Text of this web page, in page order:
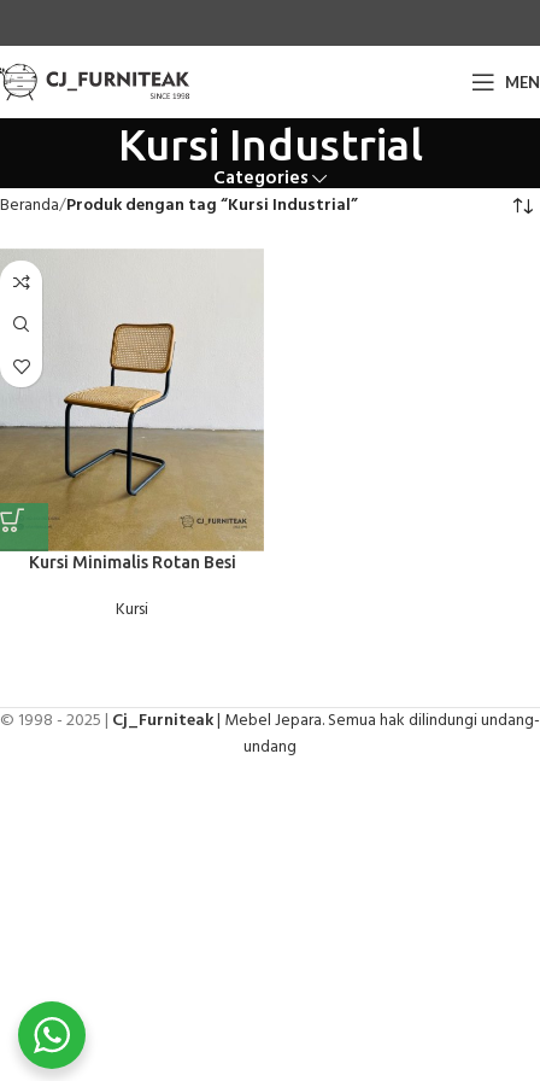
Kursi Industrial
Categories
Beranda Produk dengan tag “Kursi Industrial”
Kursi Minimalis Rotan Besi
Kursi
© 1998 - 2025 | Cj_Furniteak| Mebel Jepara. Semua hak dilindungi undang-
undang